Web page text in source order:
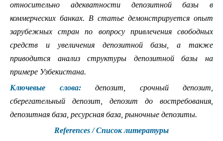
относительно адекватности депозитной базы в
коммерческих банках. В статье демонстрируется опыт
зарубежных стран по вопросу привлечения свободных
средств и увеличения депозитной базы, а также
приводится анализ структуры депозитной базы на
примере Узбекистана.
Ключевые слова:депозит, срочный депозит,
сберегательный депозит, депозит до востребования,
депозитная база, ресурсная база, рыночные депозиты.
References / Список литературы